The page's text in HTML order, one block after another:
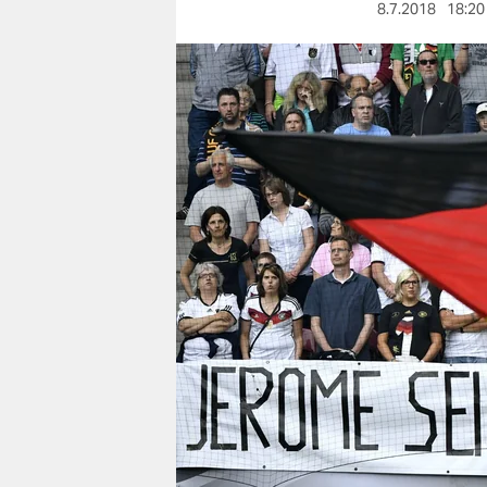
nord
wahrheit
verlag
verlag
veranstaltungen
shop
fragen & hilfe
unterstützen
abo
genossenschaft
8.7.2018